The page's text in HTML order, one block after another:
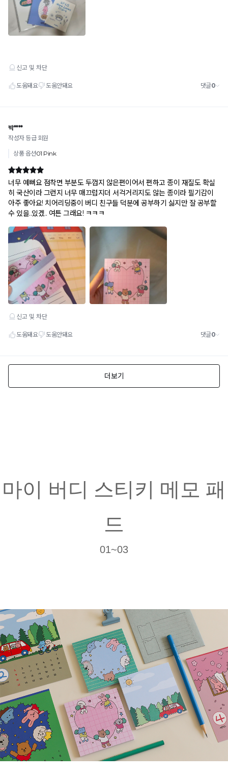
마이 버디 스티키 메모 패
드
01~03